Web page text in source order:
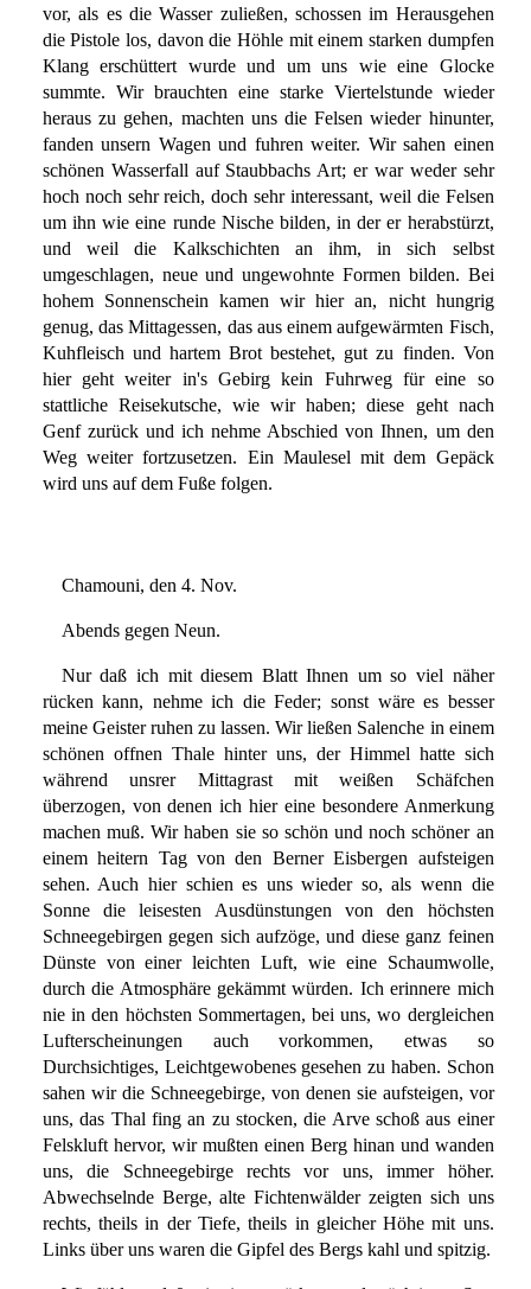
vor, als es die Wasser zuließen, schossen im Herausgehen
die Pistole los, davon die Höhle mit einem starken dumpfen
Klang erschüttert wurde und um uns wie eine Glocke
summte. Wir brauchten eine starke Viertelstunde wieder
heraus zu gehen, machten uns die Felsen wieder hinunter,
fanden unsern Wagen und fuhren weiter. Wir sahen einen
schönen Wasserfall auf Staubbachs Art; er war weder sehr
hoch noch sehr reich, doch sehr interessant, weil die Felsen
um ihn wie eine runde Nische bilden, in der er herabstürzt,
und weil die Kalkschichten an ihm, in sich selbst
umgeschlagen, neue und ungewohnte Formen bilden. Bei
hohem Sonnenschein kamen wir hier an, nicht hungrig
genug, das Mittagessen, das aus einem aufgewärmten Fisch,
Kuhfleisch und hartem Brot bestehet, gut zu finden. Von
hier geht weiter in's Gebirg kein Fuhrweg für eine so
stattliche Reisekutsche, wie wir haben; diese geht nach
Genf zurück und ich nehme Abschied von Ihnen, um den
Weg weiter fortzusetzen. Ein Maulesel mit dem Gepäck
wird uns auf dem Fuße folgen.
Chamouni, den 4. Nov.
Abends gegen Neun.
Nur daß ich mit diesem Blatt Ihnen um so viel näher
rücken kann, nehme ich die Feder; sonst wäre es besser
meine Geister ruhen zu lassen. Wir ließen Salenche in einem
schönen offnen Thale hinter uns, der Himmel hatte sich
während unsrer Mittagrast mit weißen Schäfchen
überzogen, von denen ich hier eine besondere Anmerkung
machen muß. Wir haben sie so schön und noch schöner an
einem heitern Tag von den Berner Eisbergen aufsteigen
sehen. Auch hier schien es uns wieder so, als wenn die
Sonne die leisesten Ausdünstungen von den höchsten
Schneegebirgen gegen sich aufzöge, und diese ganz feinen
Dünste von einer leichten Luft, wie eine Schaumwolle,
durch die Atmosphäre gekämmt würden. Ich erinnere mich
nie in den höchsten Sommertagen, bei uns, wo dergleichen
Lufterscheinungen auch vorkommen, etwas so
Durchsichtiges, Leichtgewobenes gesehen zu haben. Schon
sahen wir die Schneegebirge, von denen sie aufsteigen, vor
uns, das Thal fing an zu stocken, die Arve schoß aus einer
Felskluft hervor, wir mußten einen Berg hinan und wanden
uns, die Schneegebirge rechts vor uns, immer höher.
Abwechselnde Berge, alte Fichtenwälder zeigten sich uns
rechts, theils in der Tiefe, theils in gleicher Höhe mit uns.
Links über uns waren die Gipfel des Bergs kahl und spitzig.